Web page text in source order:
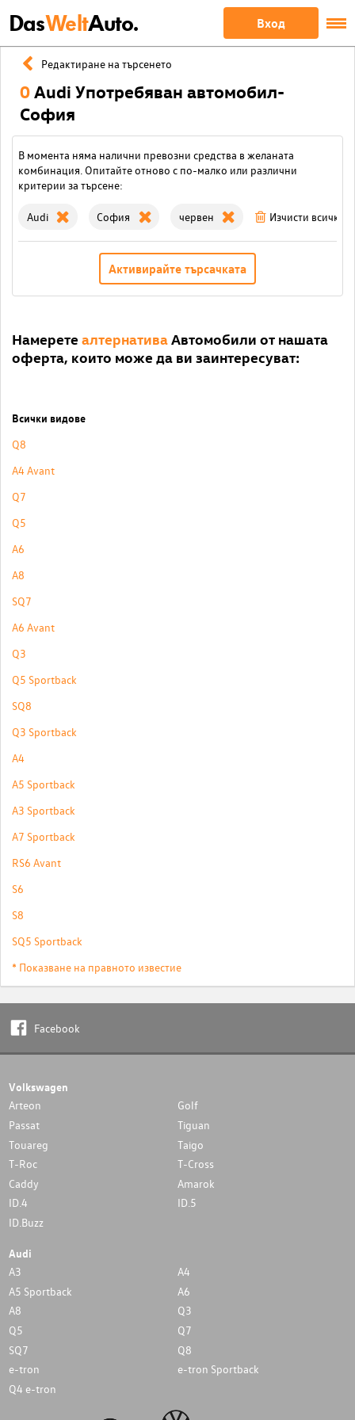
DasWeltAuto. Вход
Редактиране на търсенето
0Audi Употребяван автомобил-
София
В момента няма налични превозни средства в желаната
комбинация. Опитайте отново с по-малко или различни
критерии за търсене:
Audi София червен Изчисти всички
Активирайте търсачката
Намерете алтернативаАвтомобили от нашата
оферта, които може да ви заинтересуват:
Всички видове
Q8
A4 Avant
Q7
Q5
A6
A8
SQ7
A6 Avant
Q3
Q5 Sportback
SQ8
Q3 Sportback
A4
A5 Sportback
A3 Sportback
A7 Sportback
RS6 Avant
S6
S8
SQ5 Sportback
* Показване на правното известие
Facebook
Volkswagen
Arteon
Golf
Passat
Tiguan
Touareg
Taigo
T-Roc
T-Cross
Caddy
Amarok
ID.4
ID.5
ID.Buzz
Audi
A3
A4
A5 Sportback
A6
A8
Q3
Q5
Q7
SQ7
Q8
e-tron
e-tron Sportback
Q4 e-tron